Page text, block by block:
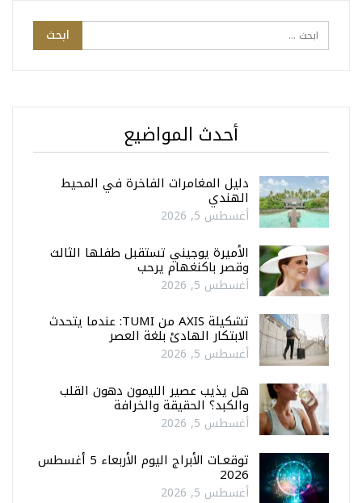
أحدث المواضيع
دليل المغامرات الفاخرة في المحيط
الهندي
أغسطس 5, 2026
الأميرة يوجيني تستقبل طفلها الثالث
وقصر باكنغهام يرحب
أغسطس 5, 2026
تشكيلة AXIS من TUMI: عندما يتحدث
الابتكار الهادئ بلغة العصر
أغسطس 5, 2026
هل يذيب عصير الليمون دهون القلب
والكبد؟ الحقيقة والخرافة
أغسطس 5, 2026
توقعـات الأبراج اليوم الأربعاء 5 أغسطس
2026
أغسطس 5, 2026